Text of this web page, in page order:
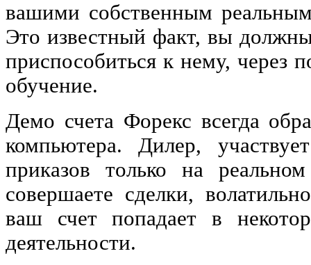
вашими собственным
Это известный факт, вы
приспособиться к нему, через
обучение.
Демо счета Форекс всегда
компьютера. Дилер,
приказов только на
совершаете сделки,
ваш счет попадает в
деятельности.